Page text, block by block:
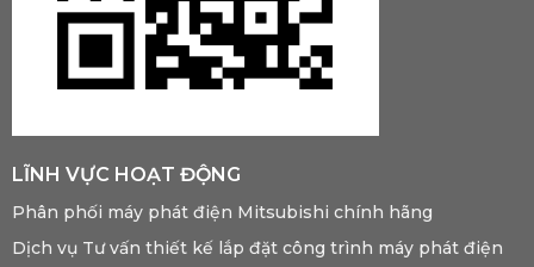
LĨNH VỰC HOẠT ĐỘNG
Phân phối máy phát điện Mitsubishi chính hãng
Dịch vụ Tư vấn thiết kế lắp đặt công trình máy phát điện